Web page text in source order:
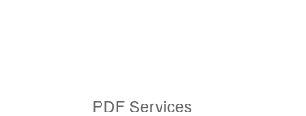
PDF Services